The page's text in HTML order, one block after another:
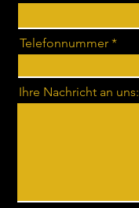
Telefonnummer
Ihre Nachricht an uns: